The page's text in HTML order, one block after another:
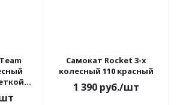
Самокат Rocket 3-х
колесный 110 красный
1 390руб./шт